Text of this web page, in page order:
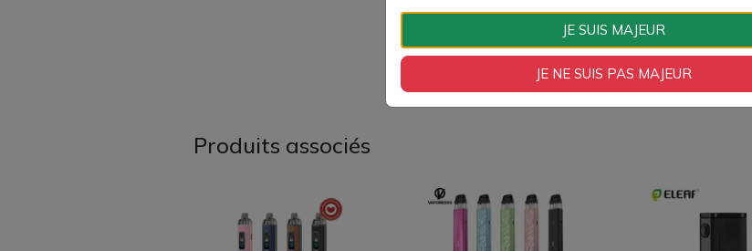
Produits associés
JE SUIS MAJEUR
JE NE SUIS PAS MAJEUR